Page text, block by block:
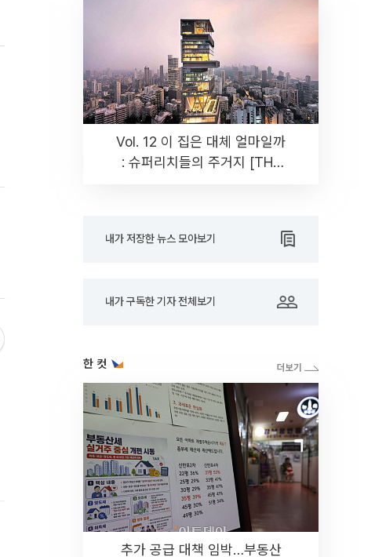
Vol. 12 이 집은 대체 얼마일까
: 슈퍼리치들의 주거지 [THE
내가 저장한 뉴스 모아보기
내가 구독한 기자 전체보기
한 컷
추가 공급 대책 임박…부동산